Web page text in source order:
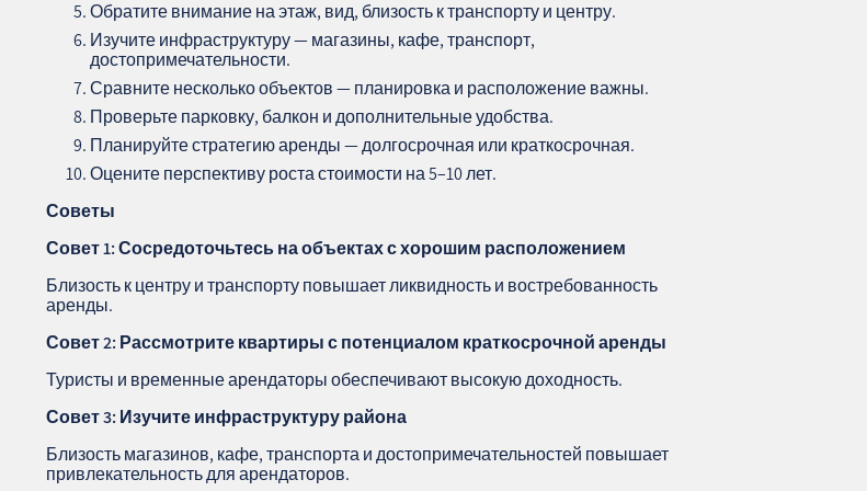
Обратите внимание на этаж, вид, близость к транспорту и центру.
Изучите инфраструктуру — магазины, кафе, транспорт,
достопримечательности.
Сравните несколько объектов — планировка и расположение важны.
Проверьте парковку, балкон и дополнительные удобства.
Планируйте стратегию аренды — долгосрочная или краткосрочная.
Оцените перспективу роста стоимости на 5–10 лет.
Советы
Совет 1: Сосредоточьтесь на объектах с хорошим расположением
Близость к центру и транспорту повышает ликвидность и востребованность
аренды.
Совет 2: Рассмотрите квартиры с потенциалом краткосрочной аренды
Туристы и временные арендаторы обеспечивают высокую доходность.
Совет 3: Изучите инфраструктуру района
Близость магазинов, кафе, транспорта и достопримечательностей повышает
привлекательность для арендаторов.